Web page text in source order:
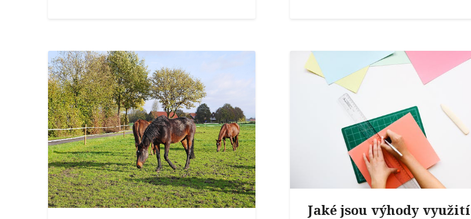
Jaké jsou výhody využití